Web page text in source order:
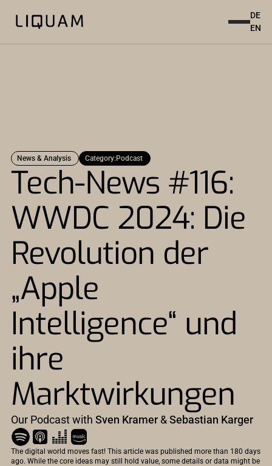
DE
EN
News & Analysis Category:Podcast
Tech-News #116:
WWDC 2024: Die
Revolution der
„Apple
Intelligence“ und
ihre
Marktwirkungen
Our Podcast with Sven Kramer &Sebastian Karger
The digital world moves fast! This article was published more than 180 days
ago. While the core ideas may still hold value, some details or data might be